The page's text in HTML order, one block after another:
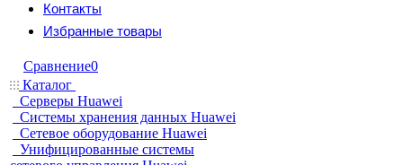
Контакты
Избранные товары
Сравнение0
Каталог
Серверы Huawei
Системы хранения данных Huawei
Сетевое оборудование Huawei
Унифицированные системы